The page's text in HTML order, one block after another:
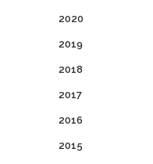
2020
2019
2018
2017
2016
2015